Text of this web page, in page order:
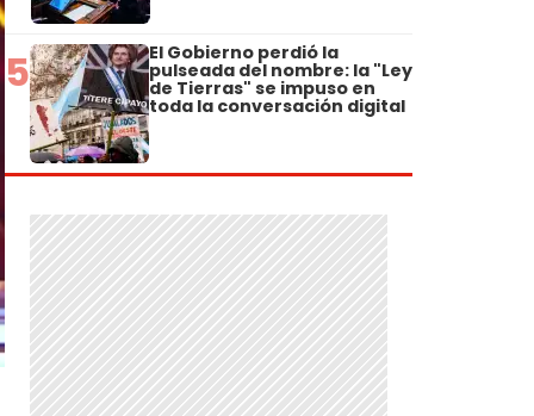
5 El Gobierno perdió la
pulseada del nombre: la "Ley
de Tierras" se impuso en
toda la conversación digital